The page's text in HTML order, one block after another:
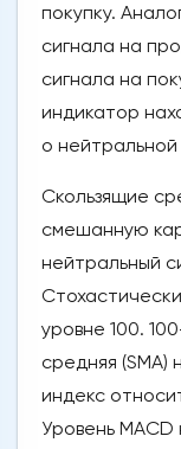
покупку.
сигнала на
сигнала на
индикатор
о
Скользящие
смешанную
нейтральный
уровне 100.
средняя (SMA)
индекс
Уровень